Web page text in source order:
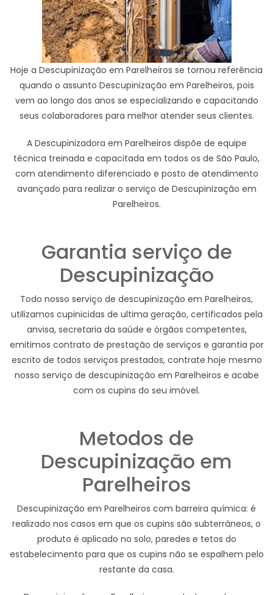
Hoje a Descupinização em Parelheiros se tornou referência
quando o assunto Descupinização em Parelheiros, pois
vem ao longo dos anos se especializando e capacitando
seus colaboradores para melhor atender seus clientes.
A Descupinizadora em Parelheiros dispõe de equipe
técnica treinada e capacitada em todos os de São Paulo,
com atendimento diferenciado e posto de atendimento
avançado para realizar o serviço de Descupinização em
Parelheiros.
Garantia serviço de
Descupinização
Todo nosso serviço de descupinização em Parelheiros,
utilizamos cupinicidas de ultima geração, certificados pela
anvisa, secretaria da saúde e órgãos competentes,
emitimos contrato de prestação de serviços e garantia por
escrito de todos serviços prestados, contrate hoje mesmo
nosso serviço de descupinização em Parelheiros e acabe
com os cupins do seu imóvel.
Metodos de
Descupinização em
Parelheiros
Descupinização em Parelheiros com barreira química: é
realizado nos casos em que os cupins são subterrâneos, o
produto é aplicado no solo, paredes e tetos do
estabelecimento para que os cupins não se espalhem pelo
restante da casa.